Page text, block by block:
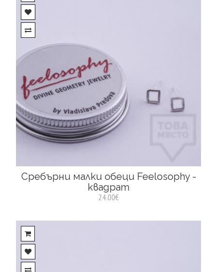
Сребърни малки обеци Feelosophy -
квадрат
24.00€